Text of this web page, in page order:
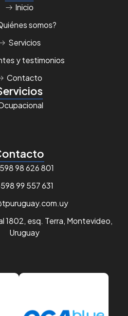
Inicio
somos?
Servicios
y testimonios
Contacto
98 626 801
99 557 631
1802, esq. Terra, Montevideo,
Uruguay